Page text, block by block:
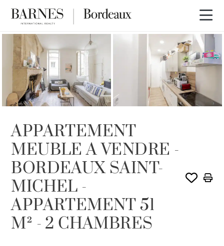
VENDU PAR BARNES
APPARTEMENT
MEUBLE A VENDRE -
BORDEAUX SAINT-
MICHEL -
APPARTEMENT 51
M² - 2 CHAMBRES